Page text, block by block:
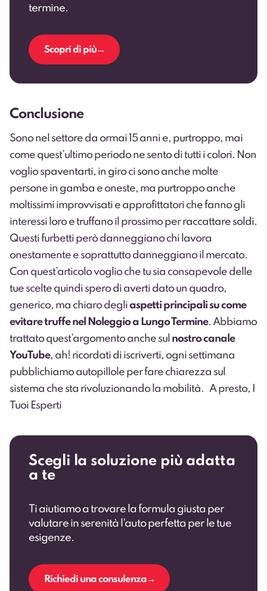
termine.
Scopri di più
Conclusione
Sono nel settore da ormai 15 anni e, purtroppo, mai
come quest’ultimo periodo ne sento di tutti i colori. Non
voglio spaventarti, in giro ci sono anche molte
persone in gamba e oneste, ma purtroppo anche
moltissimi improvvisati e approfittatori che fanno gli
interessi loro e truffano il prossimo per raccattare soldi.
Questi furbetti però danneggiano chi lavora
onestamente e soprattutto danneggiano il mercato.
Con quest’articolo voglio che tu sia consapevole delle
tue scelte quindi spero di averti dato un quadro,
generico, ma chiaro degliaspetti principali su come
evitare truffe nel Noleggio a Lungo Termine. Abbiamo
trattato quest’argomento anche sul nostro canale
YouTube, ah! ricordati di iscriverti, ogni settimana
pubblichiamo autopillole per fare chiarezza sul
sistema che sta rivoluzionando la mobilità. A presto, I
Tuoi Esperti
Scegli la soluzione più adatta
a te
Ti aiutiamo a trovare la formula giusta per
valutare in serenità l'auto perfetta per le tue
esigenze.
Richiedi una consulenza